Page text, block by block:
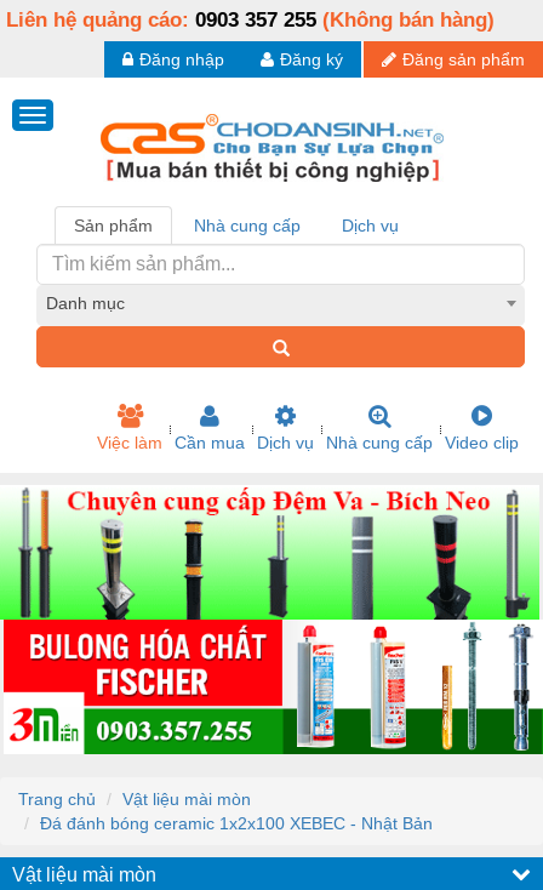
Liên hệ quảng cáo: 0903 357 255 (Không bán hàng)
Đăng sản phẩm
Đăng ký
Đăng nhập
Sản phẩm Nhà cung cấp Dịch vụ
Danh mục
Việc làm Cần mua Dịch vụ Nhà cung cấp Video clip
Trang chủ
Vật liệu mài mòn
Đá đánh bóng ceramic 1x2x100 XEBEC - Nhật Bản
Vật liệu mài mòn